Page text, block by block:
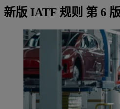
新版 IATF 规则 第 6